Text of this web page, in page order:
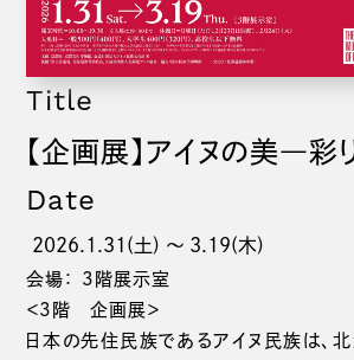
Title
【企画展】アイヌの美―彩
Date
2026.1.31(土) 〜 3.19(木)
会場： 3階展示室
＜3階 企画展＞
日本の先住民族であるアイヌ民族は、